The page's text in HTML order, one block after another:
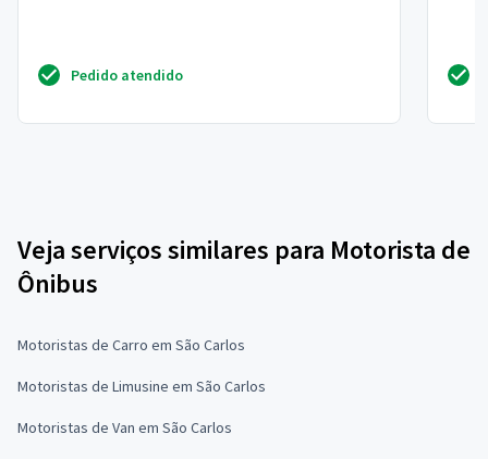
Pedido atendido
Veja serviços similares para Motorista de
Ônibus
Motoristas de Carro em São Carlos
Motoristas de Limusine em São Carlos
Motoristas de Van em São Carlos